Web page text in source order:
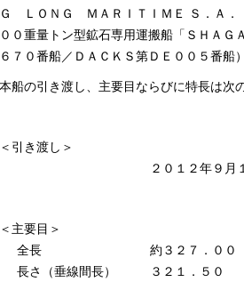
Ｇ ＬＯＮＧ ＭＡＲＩＴＩＭＥ Ｓ．Ａ．
００重量トン型鉱石専用運搬船「ＳＨＡＧ
６７０番船／ＤＡＣＫＳ第ＤＥ００５番船
本船の引き渡し、主要目ならびに特長は次
＜引き渡し＞
２０１２年９月
＜主要目＞
全長
約３２７．０
長さ（垂線間長）
３２１．５０